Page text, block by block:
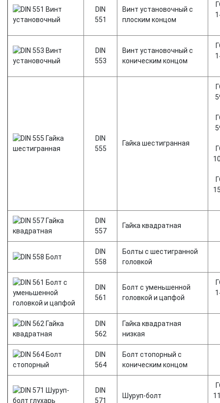
DIN
551
Винт установочный с
плоским концом
DIN
553
Винт установочный с
коническим концом
DIN
555
Гайка шестигранная
DIN
557
Гайка квадратная
DIN
558
Болты с шестигранной
головкой
DIN
561
Болт с уменьшенной
головкой и цапфой
DIN
562
Гайка квадратная
низкая
DIN
564
Болт стопорный с
коническим концом
DIN
571
Шуруп-болт